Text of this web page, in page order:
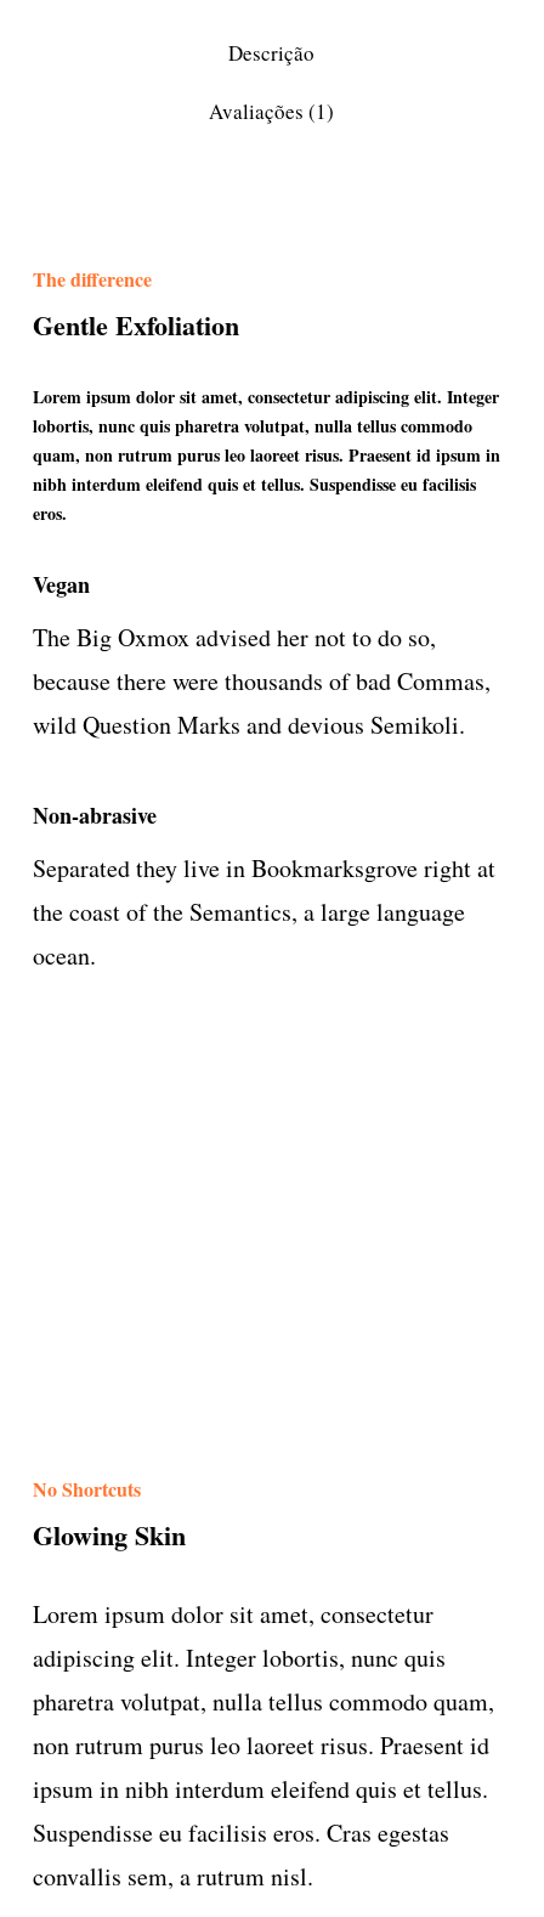
Descrição
Avaliações (1)
The difference
Gentle Exfoliation
Lorem ipsum dolor sit amet, consectetur adipiscing elit. Integer
lobortis, nunc quis pharetra volutpat, nulla tellus commodo
quam, non rutrum purus leo laoreet risus. Praesent id ipsum in
nibh interdum eleifend quis et tellus. Suspendisse eu facilisis
eros.
Vegan
The Big Oxmox advised her not to do so,
because there were thousands of bad Commas,
wild Question Marks and devious Semikoli.
Non-abrasive
Separated they live in Bookmarksgrove right at
the coast of the Semantics, a large language
ocean.
No Shortcuts
Glowing Skin
Lorem ipsum dolor sit amet, consectetur
adipiscing elit. Integer lobortis, nunc quis
pharetra volutpat, nulla tellus commodo quam,
non rutrum purus leo laoreet risus. Praesent id
ipsum in nibh interdum eleifend quis et tellus.
Suspendisse eu facilisis eros. Cras egestas
convallis sem, a rutrum nisl.